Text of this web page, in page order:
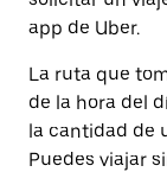
app de Uber.
La ruta que
de la hora del
la cantidad de
Puedes viajar